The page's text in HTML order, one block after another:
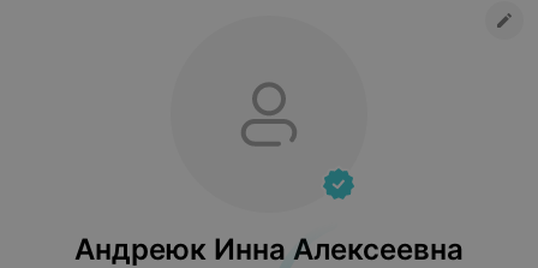
Андреюк Инна Алексеевна